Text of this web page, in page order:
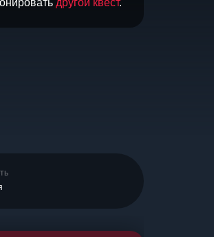
другой квест.